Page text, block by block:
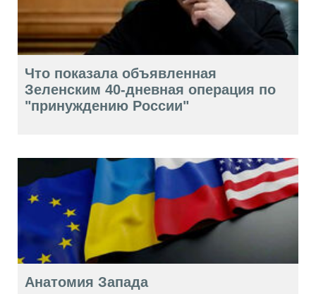
Что показала объявленная
Зеленским 40-дневная операция по
"принуждению России"
Анатомия Запада